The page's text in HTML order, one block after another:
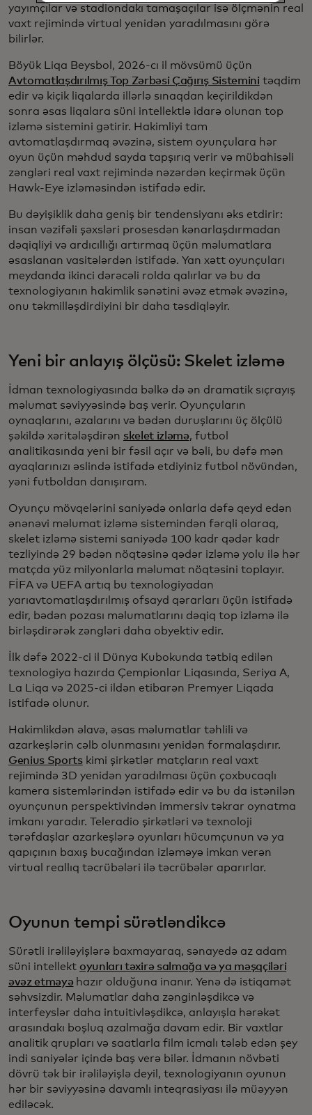
yayımçılar və stadiondakı tamaşaçılar isə ölçmənin real
vaxt rejimində virtual yenidən yaradılmasını görə
bilirlər.
Böyük Liqa Beysbol, 2026-cı il mövsümü üçün
Avtomatlaşdırılmış Top Zərbəsi Çağırış Sistemini təqdim
edir və kiçik liqalarda illərlə sınaqdan keçirildikdən
sonra əsas liqalara süni intellektlə idarə olunan top
izləmə sistemini gətirir. Hakimliyi tam
avtomatlaşdırmaq əvəzinə, sistem oyunçulara hər
oyun üçün məhdud sayda tapşırıq verir və mübahisəli
zəngləri real vaxt rejimində nəzərdən keçirmək üçün
Hawk-Eye izləməsindən istifadə edir.
Bu dəyişiklik daha geniş bir tendensiyanı əks etdirir:
insan vəzifəli şəxsləri prosesdən kənarlaşdırmadan
dəqiqliyi və ardıcıllığı artırmaq üçün məlumatlara
əsaslanan vasitələrdən istifadə. Yan xətt oyunçuları
meydanda ikinci dərəcəli rolda qalırlar və bu da
texnologiyanın hakimlik sənətini əvəz etmək əvəzinə,
onu təkmilləşdirdiyini bir daha təsdiqləyir.
Yeni bir anlayış ölçüsü: Skelet izləmə
İdman texnologiyasında bəlkə də ən dramatik sıçrayış
məlumat səviyyəsində baş verir. Oyunçuların
oynaqlarını, əzalarını və bədən duruşlarını üç ölçülü
şəkildə xəritələşdirən skelet izləmə, futbol
analitikasında yeni bir fəsil açır və bəli, bu dəfə mən
ayaqlarınızı əslində istifadə etdiyiniz futbol növündən,
yəni futboldan danışıram.
Oyunçu mövqelərini saniyədə onlarla dəfə qeyd edən
ənənəvi məlumat izləmə sistemindən fərqli olaraq,
skelet izləmə sistemi saniyədə 100 kadr qədər kadr
tezliyində 29 bədən nöqtəsinə qədər izləmə yolu ilə hər
matçda yüz milyonlarla məlumat nöqtəsini toplayır.
FİFA və UEFA artıq bu texnologiyadan
yarıavtomatlaşdırılmış ofsayd qərarları üçün istifadə
edir, bədən pozası məlumatlarını dəqiq top izləmə ilə
birləşdirərək zəngləri daha obyektiv edir.
İlk dəfə 2022-ci il Dünya Kubokunda tətbiq edilən
texnologiya hazırda Çempionlar Liqasında, Seriya A,
La Liqa və 2025-ci ildən etibarən Premyer Liqada
istifadə olunur.
Hakimlikdən əlavə, əsas məlumatlar təhlili və
azarkeşlərin cəlb olunmasını yenidən formalaşdırır.
Genius Sportskimi şirkətlər matçların real vaxt
rejimində 3D yenidən yaradılması üçün çoxbucaqlı
kamera sistemlərindən istifadə edir və bu da istənilən
oyunçunun perspektivindən immersiv təkrar oynatma
imkanı yaradır. Teleradio şirkətləri və texnoloji
tərəfdaşlar azarkeşlərə oyunları hücumçunun və ya
qapıçının baxış bucağından izləməyə imkan verən
virtual reallıq təcrübələri ilə təcrübələr aparırlar.
Oyunun tempi sürətləndikcə
Sürətli irəliləyişlərə baxmayaraq, sənayedə az adam
süni intellekt oyunları təxirə salmağa və ya məşqçiləri
əvəz etməyə hazır olduğuna inanır. Yenə də istiqamət
səhvsizdir. Məlumatlar daha zənginləşdikcə və
interfeyslər daha intuitivləşdikcə, anlayışla hərəkət
arasındakı boşluq azalmağa davam edir. Bir vaxtlar
analitik qrupları və saatlarla film icmalı tələb edən şey
indi saniyələr içində baş verə bilər. İdmanın növbəti
dövrü tək bir irəliləyişlə deyil, texnologiyanın oyunun
hər bir səviyyəsinə davamlı inteqrasiyası ilə müəyyən
ediləcək.